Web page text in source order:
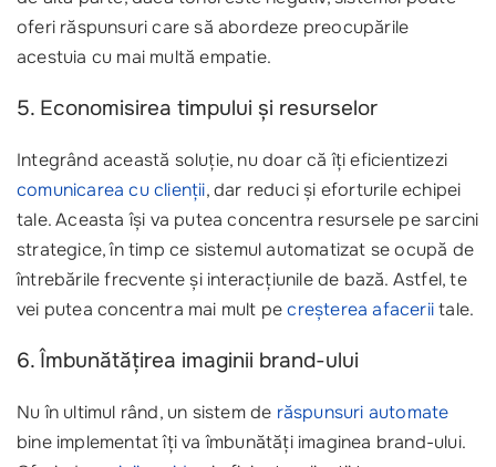
oferi răspunsuri care să abordeze preocupările
acestuia cu mai multă empatie.
5. Economisirea timpului și resurselor
Integrând această soluție, nu doar că îți eficientizezi
comunicarea cu clienții, dar reduci și eforturile echipei
tale. Aceasta își va putea concentra resursele pe sarcini
strategice, în timp ce sistemul automatizat se ocupă de
întrebările frecvente și interacțiunile de bază. Astfel, te
vei putea concentra mai mult pecreșterea afaceriitale.
6. Îmbunătățirea imaginii brand-ului
Nu în ultimul rând, un sistem de răspunsuri automate
bine implementat îți va îmbunătăți imaginea brand-ului.